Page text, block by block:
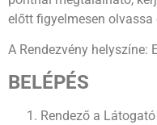
előtt figyelmesen olvassa
A Rendezvény helyszíne:
BELÉPÉS
Rendező a